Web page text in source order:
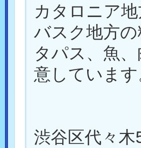
カタロニア
バスク地方の
タパス、魚
意しています
渋谷区代々木